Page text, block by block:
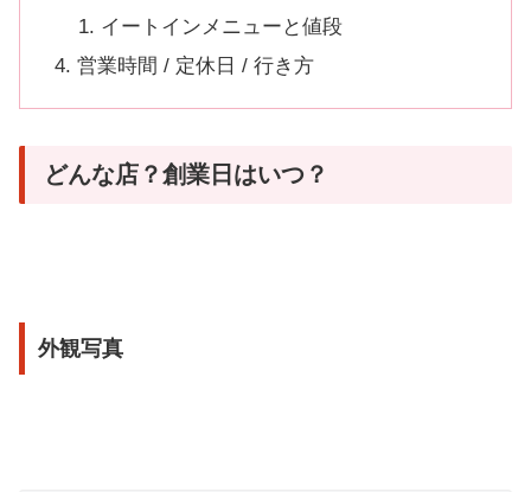
イートインメニューと値段
営業時間 / 定休日 / 行き方
どんな店？創業日はいつ？
外観写真